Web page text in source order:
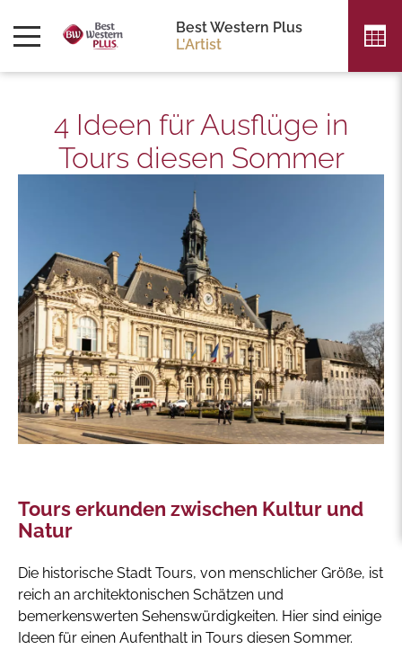
Best Western Plus
L'Artist
4 Ideen für Ausflüge in
Tours diesen Sommer
Tours erkunden zwischen Kultur und
Natur
Die historische Stadt Tours, von menschlicher Größe, ist
reich an architektonischen Schätzen und
bemerkenswerten Sehenswürdigkeiten. Hier sind einige
Ideen für einen Aufenthalt in Tours diesen Sommer.